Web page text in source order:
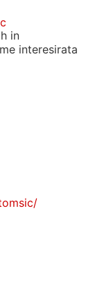
in
interesirata